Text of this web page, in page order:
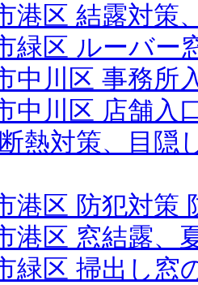
港区 結露対策
緑区 ルーバー
中川区 事務所
中川区 店舗入
熱対策、目隠
港区 防犯対策
港区 窓結露、
緑区 掃出し窓